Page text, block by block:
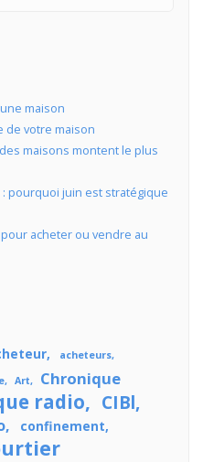
maison
de votre maison
maisons montent le plus
pourquoi juin est stratégique
acheter ou vendre au
acheteurs
Art
Chronique
radio CIBl
confinement